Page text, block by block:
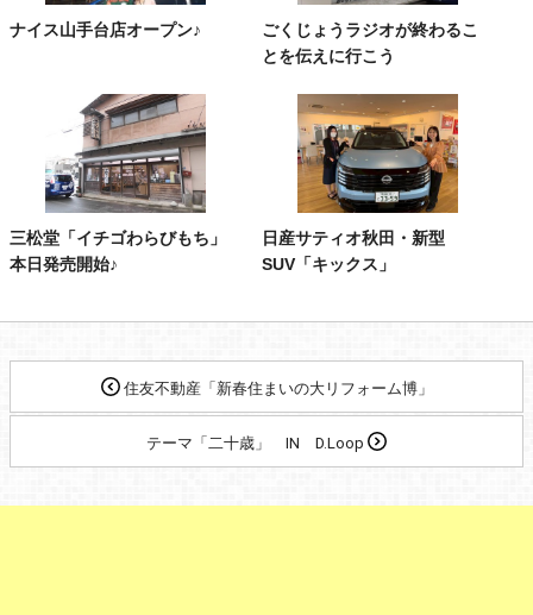
ナイス山手台店オープン♪
ごくじょうラジオが終わるこ
とを伝えに行こう
三松堂「イチゴわらびもち」
本日発売開始♪
日産サティオ秋田・新型
SUV「キックス」
住友不動産「新春住まいの大リフォーム博」
テーマ「二十歳」 IN D.Loop